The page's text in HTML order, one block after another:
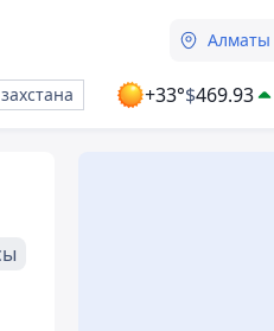
Алматы
+33°$469.93